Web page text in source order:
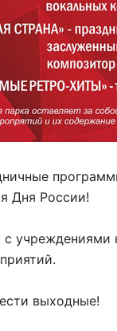
Дня России!
учреждениями
выходные!